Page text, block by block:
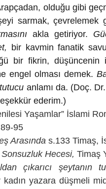
olduğu gibi
sarmak, çevrelemek
akla getiriyor.
bir kavmin fanatik
bir fikrin, düşüncenin
engel olması demek.
tutucu anlamı da. (Doç.
ederim.)
Yaşamlar” İslami
95
Arasında s.133 Timaş,
Hecesi, Timaş
çıkarıcı şeytanın
yazara düşmeli